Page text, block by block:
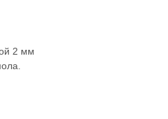
2 мм